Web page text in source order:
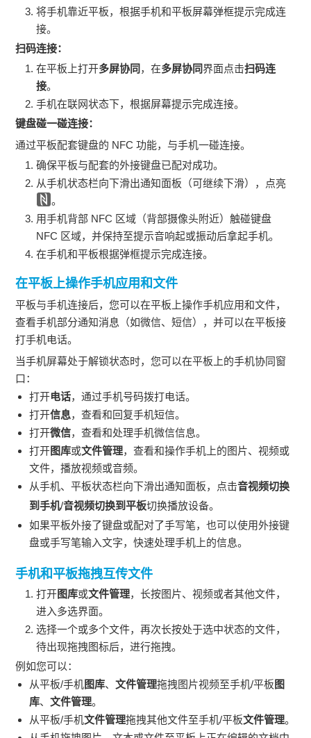
将手机靠近平板，根据手机和平板屏幕弹框提示完成连
接。
扫码连接：
在平板上打开多屏协同 ，在多屏协同界面点击扫码连
接。
手机在联网状态下，根据屏幕提示完成连接。
键盘碰一碰连接：
通过平板配套键盘的 NFC 功能，与手机一碰连接。
确保平板与配套的外接键盘已配对成功。
从手机状态栏向下滑出通知面板（可继续下滑），点亮
。
用手机背部 NFC 区域（背部摄像头附近）触碰键盘
NFC 区域，并保持至提示音响起或振动后拿起手机。
在手机和平板根据弹框提示完成连接。
在平板上操作手机应用和文件
平板与手机连接后，您可以在平板上操作手机应用和文件，
查看手机部分通知消息（如微信、短信），并可以在平板接
打手机电话。
当手机屏幕处于解锁状态时，您可以在平板上的手机协同窗
口：
打开电话，通过手机号码拨打电话。
打开信息，查看和回复手机短信。
打开微信，查看和处理手机微信信息。
打开图库或文件管理，查看和操作手机上的图片、视频或
文件，播放视频或音频。
从手机、平板状态栏向下滑出通知面板，点击音视频切换
到手机/音视频切换到平板切换播放设备。
如果平板外接了键盘或配对了手写笔，也可以使用外接键
盘或手写笔输入文字，快速处理手机上的信息。
手机和平板拖拽互传文件
打开图库或文件管理，长按图片、视频或者其他文件，
进入多选界面。
选择一个或多个文件，再次长按处于选中状态的文件，
待出现拖拽图标后，进行拖拽。
例如您可以：
从平板/手机图库、文件管理拖拽图片视频至手机/平板 图
库、文件管理。
从平板/手机文件管理拖拽其他文件至手机/平板文件管理。